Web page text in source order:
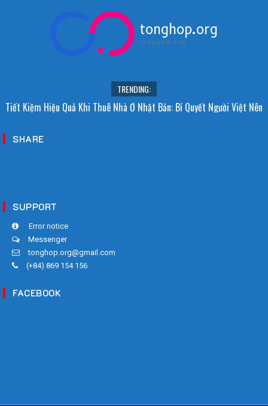
tonghop.org
tonghop.org
TRENDING:
Tiết Kiệm Hiệu Quả Khi Thuê Nhà Ở Nhật Bản: Bí Quyết Người Việt Nên
SHARE
SUPPORT
Error notice
Messenger
tonghop.org@gmail.com
(+84) 869 154 156
FACEBOOK